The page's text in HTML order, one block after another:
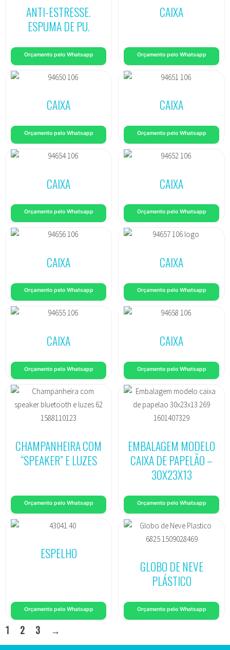
ANTI-ESTRESSE.
ESPUMA DE PU.
Orçamento pelo Whatsapp
CAIXA
Orçamento pelo Whatsapp
CAIXA
Orçamento pelo Whatsapp
CAIXA
Orçamento pelo Whatsapp
CAIXA
Orçamento pelo Whatsapp
CAIXA
Orçamento pelo Whatsapp
CAIXA
Orçamento pelo Whatsapp
CAIXA
Orçamento pelo Whatsapp
CAIXA
Orçamento pelo Whatsapp
CAIXA
Orçamento pelo Whatsapp
CHAMPANHEIRA COM
“SPEAKER” E LUZES
Orçamento pelo Whatsapp
EMBALAGEM MODELO
CAIXA DE PAPELÃO –
30X23X13
Orçamento pelo Whatsapp
ESPELHO
Orçamento pelo Whatsapp
GLOBO DE NEVE
PLÁSTICO
Orçamento pelo Whatsapp
1 2 3 →